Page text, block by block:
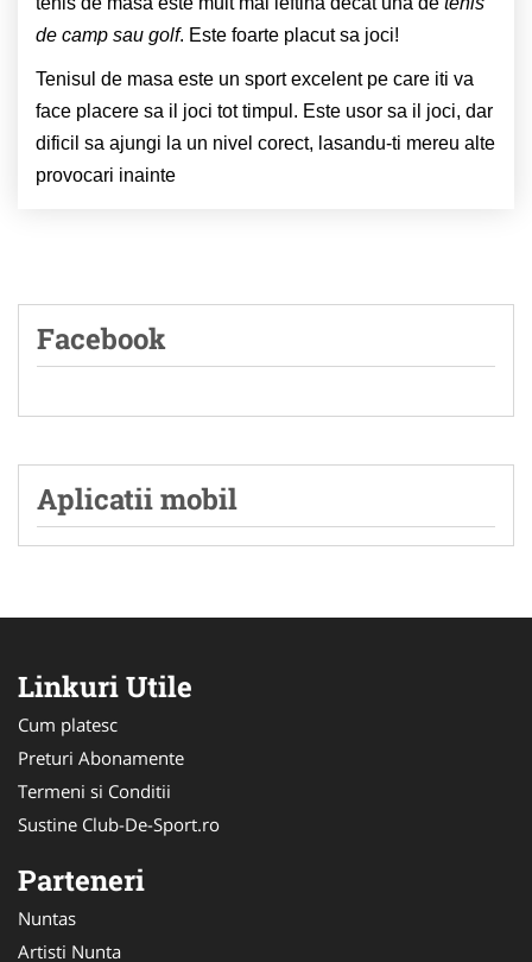
de camp sau golf. Este foarte placut sa joci!
Tenisul de masa este un sport excelent pe care iti va
face placere sa il joci tot timpul. Este usor sa il joci, dar
dificil sa ajungi la un nivel corect, lasandu-ti mereu alte
provocari inainte
Facebook
Aplicatii mobil
Linkuri Utile
Cum platesc
Preturi Abonamente
Termeni si Conditii
Sustine Club-De-Sport.ro
Parteneri
Nuntas
Artisti Nunta